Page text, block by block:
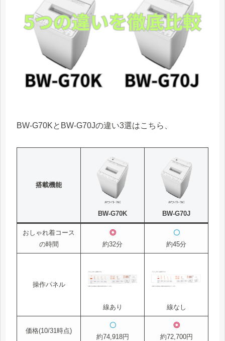
BW-G70KとBW-G70Jの違い3選はこちら、
搭載機能
BW-G70K BW-G70J
おしゃれ着コース
の時間
◎
約32分
〇
約45分
操作パネル
線あり 線なし
価格(10/31時点)
〇
約74,918円
◎
約72,700円